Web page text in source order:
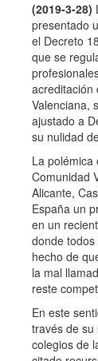
(2019-3-28)
presentado
el Decreto
que se
acreditación
Valenciana,
ajustado a
su nulidad
La polémica
Comunidad
Alicante,
España un
en un
donde
hecho de
la mal
reste
En este
través de su
colegios de